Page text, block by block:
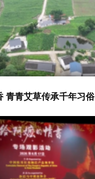
青青艾草传承千年习俗